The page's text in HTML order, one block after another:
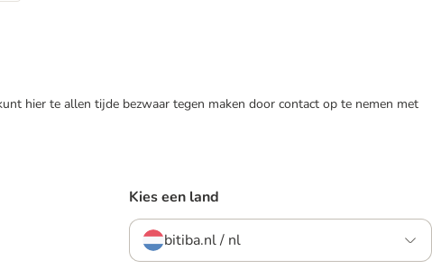
hier te allen tijde bezwaar tegen maken door contact op te nemen met
Kies een land
bitiba.nl / nl